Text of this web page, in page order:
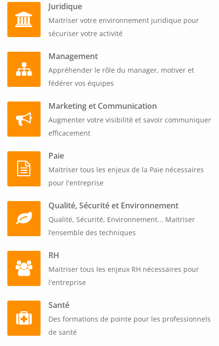
Juridique
Maitriser votre environnement juridique pour
sécuriser votre activité
Management
Appréhender le rôle du manager, motiver et
fédérer vos équipes
Marketing et Communication
Augmenter votre visibilité et savoir communiquer
efficacement
Paie
Maitriser tous les enjeux de la Paie nécessaires
pour l'entreprise
Qualité, Sécurité et Environnement
Qualité, Sécurité, Environnement... Maitriser
l’ensemble des techniques
RH
Maitriser tous les enjeux RH nécessaires pour
l'entreprise
Santé
Des formations de pointe pour les professionnels
de santé